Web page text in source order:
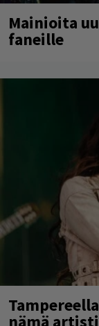
Mainioita
faneille
nämä